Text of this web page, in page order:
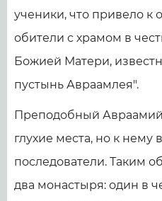
ученики, что привело
обители с храмом в
Божией Матери,
пустынь Авраамлея".
Преподобный
глухие места, но к нему
последователи. Таким
два монастыря: один в